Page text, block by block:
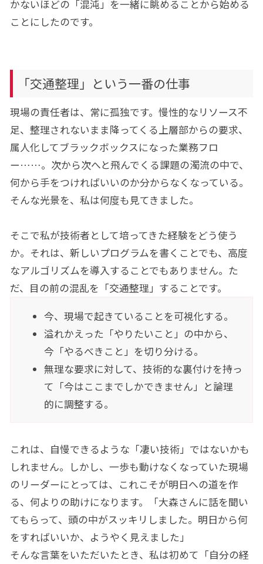
かないほどの「混沌」を一緒に眺めることから始める
ことにしたのです。
「交通整理」という一番の仕事
現場の責任者は、常に孤独です。慢性的なリソース不
足、整理されないまま降ってくる上層部からの要求、
属人化してブラックボックスになった業務フロ
ー……。次から次へと飛んでくる課題の濁流の中で、
何から手をつければいいのか分からなくなっている。
そんな光景を、私は何度も見てきました。
そこで私が技術者として培ってきた経験をどう使う
か。それは、新しいプログラムを書くことでも、高度
なアルゴリズムを導入することでもありません。た
だ、目の前の混乱を「交通整理」することです。
今、現場で起きていることを可視化する。
溢れかえった「やりたいこと」の中から、
今「やるべきこと」を切り分ける。
無理な要求に対して、技術的な裏付けを持っ
て「今はここまでしかできません」と論理
的に調整する。
これは、自慢できるような「凄い技術」ではないかも
しれません。しかし、一歩も動けなくなっていた現場
のリーダーにとっては、これこそが明日への道を作
る、何よりの助けになります。「大森さんに話を聞い
てもらって、頭の中がスッキリしました。明日から何
をすればいいか、ようやく見えました」
そんな言葉をいただいたとき、私は初めて「自分の経